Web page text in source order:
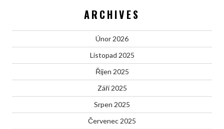
ARCHIVES
Únor 2026
Listopad 2025
Říjen 2025
Září 2025
Srpen 2025
Červenec 2025